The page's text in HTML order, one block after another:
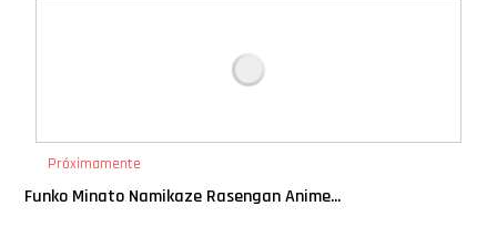
Próximamente
Funko Minato Namikaze Rasengan Anime...